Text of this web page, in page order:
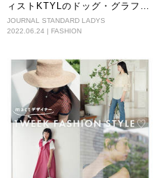
ィストKTYLのドッグ・グラフィ
ック第二弾。
JOURNAL STANDARD LADYS
2022.06.24 | FASHION